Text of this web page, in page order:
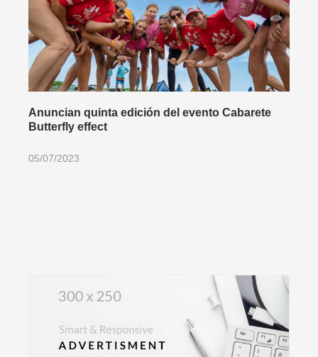
Anuncian quinta edición del evento Cabarete
Butterfly effect
05/07/2023